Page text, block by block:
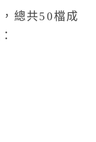
總共50檔成